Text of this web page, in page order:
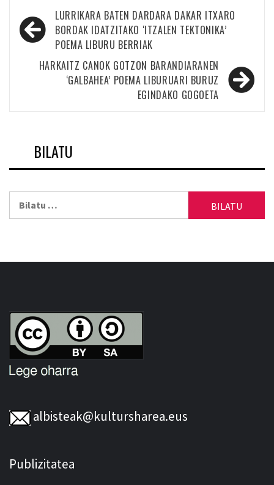
Bidalketetan
zehar
nabigatu
LURRIKARA BATEN DARDARA DAKAR ITXARO
BORDAK IDATZITAKO ‘ITZALEN TEKTONIKA’
POEMA LIBURU BERRIAK
HARKAITZ CANOK GOTZON BARANDIARANEN
‘GALBAHEA’ POEMA LIBURUARI BURUZ
EGINDAKO GOGOETA
BILATU
albisteak@kultursharea.eus
Publizitatea